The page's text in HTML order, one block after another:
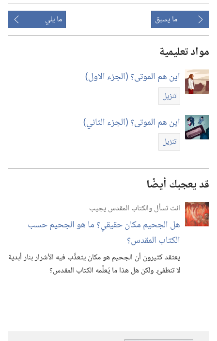
ما يسبق ما يلي
مواد تعليمية
اين هم الموتى؟‏ (‏الجزء الاول)‏
تنزيل
اين هم الموتى؟‏ (‏الجزء الثاني)‏
تنزيل
قد يعجبك أيضًا
انت تسأل والكتاب المقدس يجيب
هل الجحيم مكان حقيقي؟‏ ما هو الجحيم حسب
الكتاب المقدس؟‏
يعتقد كثيرون أن الجحيم هو مكان يتعذَّب فيه الأشرار بنار أبدية
لا تنطفئ.‏ ولكن هل هذا ما يُعلِّمه الكتاب المقدس؟‏